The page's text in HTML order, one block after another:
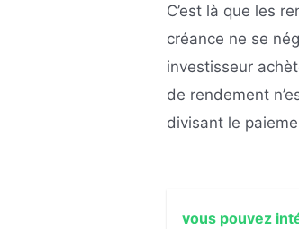
C’est là que les
créance ne se
investisseur
de rendement
divisant le
vous pouvez